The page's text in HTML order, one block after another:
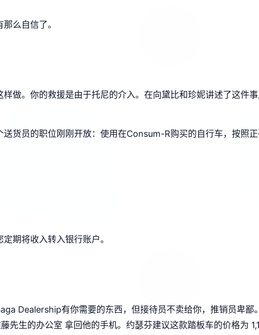
么自信了。
做。你的救援是由于托尼的介入。在向黛比和珍妮讲述了这件
货员的职位刚刚开放：使用在Consum-R购买的自行车，按照
期将收入转入银行账户。
Dealership有你需要的东西，但接待员不卖给你，推销员卑鄙
先生的办公室 拿回他的手机。约瑟芬建议这款踏板车的价格为